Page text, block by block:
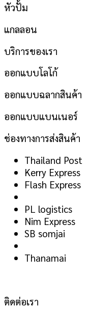
หัวปั้ม
แกลลอน
บริการของเรา
ออกแบบโลโก้
ออกแบบฉลากสินค้า
ออกแบบแบนเนอร์
ช่องทางการส่งสินค้า
Thailand Post
Kerry Express
Flash Express
PL logistics
Nim Express
SB somjai
Thanamai
ติดต่อเรา